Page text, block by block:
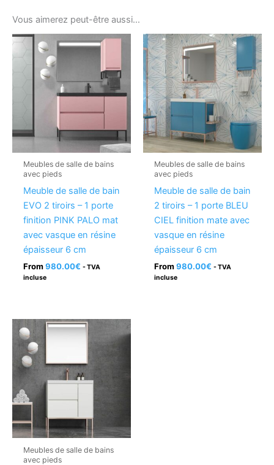
Vous aimerez peut-être aussi…
Meubles de salle de bains
avec pieds
Meuble de salle de bain
EVO 2 tiroirs – 1 porte
finition PINK PALO mat
avec vasque en résine
épaisseur 6 cm
From 980.00€ - TVA
incluse
Meubles de salle de bains
avec pieds
Meuble de salle de bain
2 tiroirs – 1 porte BLEU
CIEL finition mate avec
vasque en résine
épaisseur 6 cm
From 980.00€ - TVA
incluse
Meubles de salle de bains
avec pieds